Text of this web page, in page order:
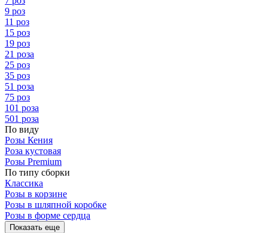
9 роз
11 роз
15 роз
19 роз
21 роза
25 роз
35 роз
51 роза
75 роз
101 роза
501 роза
По виду
Розы Кения
Роза кустовая
Розы Premium
По типу сборки
Классика
Розы в корзине
Розы в шляпной коробке
Розы в форме сердца
Показать еще